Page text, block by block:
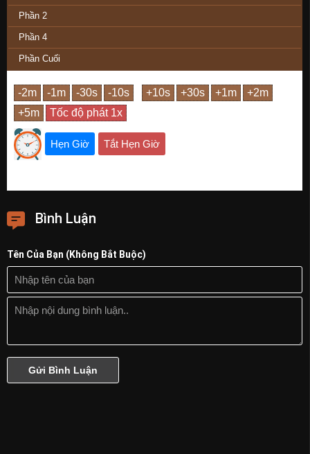
Phần 2
Phần 4
Phần Cuối
Hẹn Giờ Tắt Hẹn Giờ
Bình Luận
Tên Của Bạn (Không Bắt Buộc)